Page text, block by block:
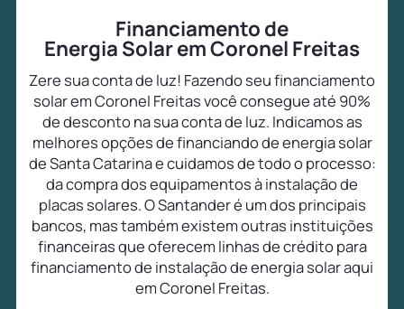
Financiamento de
Energia Solar em Coronel Freitas
Zere sua conta de luz! Fazendo seu financiamento
solar em Coronel Freitas você consegue até 90%
de desconto na sua conta de luz. Indicamos as
melhores opções de financiando de energia solar
de Santa Catarina e cuidamos de todo o processo:
da compra dos equipamentos à instalação de
placas solares. O Santander é um dos principais
bancos, mas também existem outras instituições
financeiras que oferecem linhas de crédito para
financiamento de instalação de energia solar aqui
em Coronel Freitas.